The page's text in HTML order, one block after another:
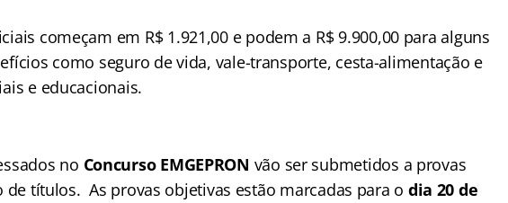
começam em R$ 1.921,00 e podem a R$ 9.900,00 para alguns
como seguro de vida, vale-transporte, cesta-alimentação e
e educacionais.
no Concurso EMGEPRON vão ser submetidos a provas
de títulos. As provas objetivas estão marcadas para o dia 20 de